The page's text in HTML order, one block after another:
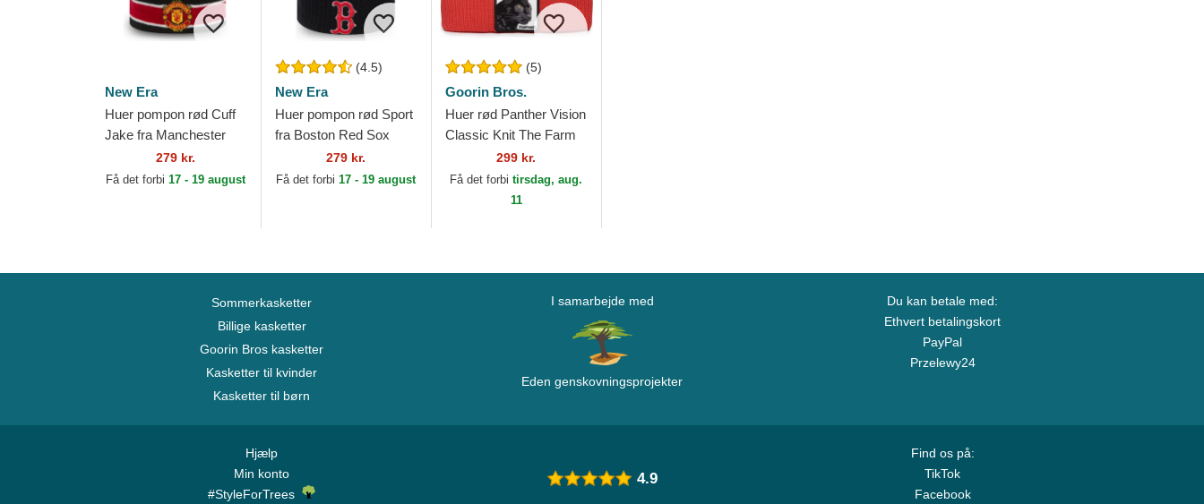
New Era
Huer pompon rød Cuff
Jake fra Manchester
United Football Club
Premier League af New
279 kr.
Få det forbi17 - 19 august
(4.5)
New Era
Huer pompon rød Sport
fra Boston Red Sox
MLB af New Era
279 kr.
Få det forbi17 - 19 august
(5)
Goorin Bros.
Huer rød Panther Vision
Classic Knit The Farm
Goorin Bros.
299 kr.
Få det forbitirsdag, aug.
11
Sommerkasketter
Billige kasketter
Goorin Bros kasketter
Kasketter til kvinder
Kasketter til børn
I samarbejde med
Eden genskovningsprojekter
Du kan betale med:
Ethvert betalingskort
PayPal
Przelewy24
Hjælp
Min konto
#StyleForTrees
Find os på:
TikTok
Facebook
4.9